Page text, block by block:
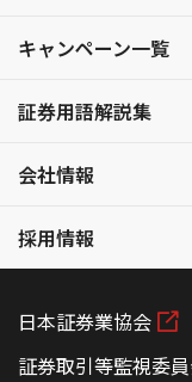
キャンペーン一覧
証券用語解説集
会社情報
採用情報
日本証券業協会
証券取引等監視委